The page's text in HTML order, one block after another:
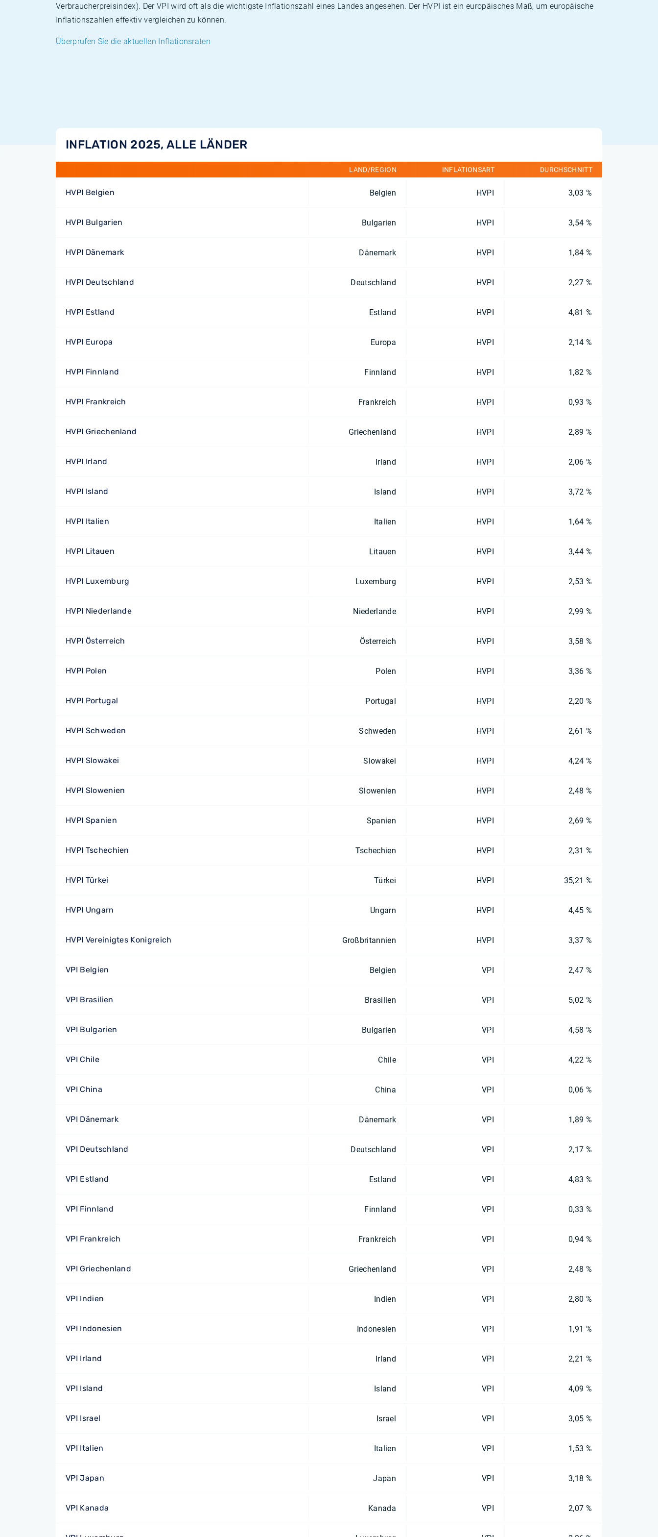
Verbraucherpreisindex). Der VPI wird oft als die wichtigste Inflationszahl eines Landes angesehen. Der HVPI ist ein europäisches Maß, um europäische
Inflationszahlen effektiv vergleichen zu können.
Überprüfen Sie die aktuellen Inflationsraten
INFLATION 2025, ALLE LÄNDER
LAND/REGION INFLATIONSART DURCHSCHNITT
HVPI Belgien Belgien HVPI 3,03 %
HVPI Bulgarien Bulgarien HVPI 3,54 %
HVPI Dänemark Dänemark HVPI 1,84 %
HVPI Deutschland Deutschland HVPI 2,27 %
HVPI Estland Estland HVPI 4,81 %
HVPI Europa Europa HVPI 2,14 %
HVPI Finnland Finnland HVPI 1,82 %
HVPI Frankreich Frankreich HVPI 0,93 %
HVPI Griechenland Griechenland HVPI 2,89 %
HVPI Irland Irland HVPI 2,06 %
HVPI Island Island HVPI 3,72 %
HVPI Italien Italien HVPI 1,64 %
HVPI Litauen Litauen HVPI 3,44 %
HVPI Luxemburg Luxemburg HVPI 2,53 %
HVPI Niederlande Niederlande HVPI 2,99 %
HVPI Österreich Österreich HVPI 3,58 %
HVPI Polen Polen HVPI 3,36 %
HVPI Portugal Portugal HVPI 2,20 %
HVPI Schweden Schweden HVPI 2,61 %
HVPI Slowakei Slowakei HVPI 4,24 %
HVPI Slowenien Slowenien HVPI 2,48 %
HVPI Spanien Spanien HVPI 2,69 %
HVPI Tschechien Tschechien HVPI 2,31 %
HVPI Türkei Türkei HVPI 35,21 %
HVPI Ungarn Ungarn HVPI 4,45 %
HVPI Vereinigtes Konigreich Großbritannien HVPI 3,37 %
VPI Belgien Belgien VPI 2,47 %
VPI Brasilien Brasilien VPI 5,02 %
VPI Bulgarien Bulgarien VPI 4,58 %
VPI Chile Chile VPI 4,22 %
VPI China China VPI 0,06 %
VPI Dänemark Dänemark VPI 1,89 %
VPI Deutschland Deutschland VPI 2,17 %
VPI Estland Estland VPI 4,83 %
VPI Finnland Finnland VPI 0,33 %
VPI Frankreich Frankreich VPI 0,94 %
VPI Griechenland Griechenland VPI 2,48 %
VPI Indien Indien VPI 2,80 %
VPI Indonesien Indonesien VPI 1,91 %
VPI Irland Irland VPI 2,21 %
VPI Island Island VPI 4,09 %
VPI Israel Israel VPI 3,05 %
VPI Italien Italien VPI 1,53 %
VPI Japan Japan VPI 3,18 %
VPI Kanada Kanada VPI 2,07 %